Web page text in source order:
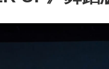
强，0基础